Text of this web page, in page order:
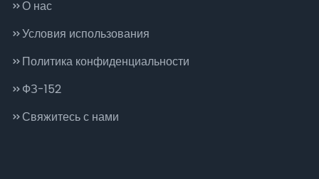
О нас
Условия использования
Политика конфиденциальности
ФЗ-152
Свяжитесь с нами